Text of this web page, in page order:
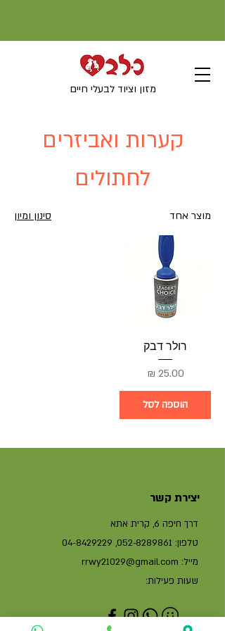
מזון וציוד לבעלי חיים
קערות ואביזרים
לחתולים
מוצר אחד סינון ומיון
רולר דבק
מחיר
הוספה לסל
יצירת קשר
דרך חיפה 6, קרית אתא
טלפון: 052-8289861
,
04-8429229
מייל: rrwy21029@gmail.com
שעות פעילות: